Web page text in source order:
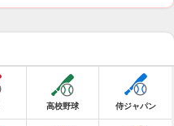
高校野球 侍ジャパン